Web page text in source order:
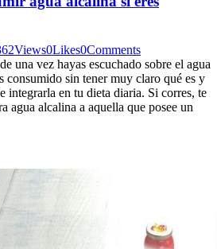
Views0Likes0Comments
una vez hayas escuchado sobre el agua
consumido sin tener muy claro qué es y
integrarla en tu dieta diaria. Si corres, te
agua alcalina a aquella que posee un